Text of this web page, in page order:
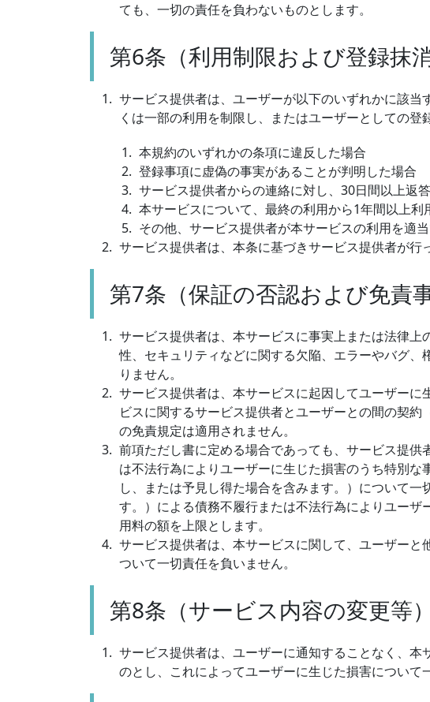
ても、一切の責任を負わないものとします。
第6条（利用制限および登録抹消
サービス提供者は、ユーザーが以下のいずれかに該
くは一部の利用を制限し、またはユーザーとしての登
本規約のいずれかの条項に違反した場合
登録事項に虚偽の事実があることが判明した場合
サービス提供者からの連絡に対し、30日間以上返
本サービスについて、最終の利用から1年間以上利
その他、サービス提供者が本サービスの利用を適
サービス提供者は、本条に基づきサービス提供者が行
第7条（保証の否認および免責事
サービス提供者は、本サービスに事実上または法律
性、セキュリティなどに関する欠陥、エラーやバグ
りません。
サービス提供者は、本サービスに起因してユーザー
ビスに関するサービス提供者とユーザーとの間の契
の免責規定は適用されません。
前項ただし書に定める場合であっても、サービス提
は不法行為によりユーザーに生じた損害のうち特別
し、または予見し得た場合を含みます。）について
す。）による債務不履行または不法行為によりユー
用料の額を上限とします。
サービス提供者は、本サービスに関して、ユーザー
ついて一切責任を負いません。
第8条（サービス内容の変更等）
サービス提供者は、ユーザーに通知することなく、
のとし、これによってユーザーに生じた損害について